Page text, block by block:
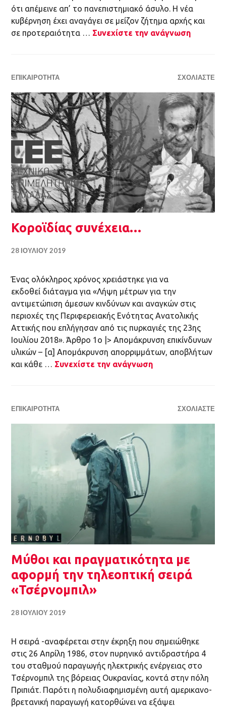
κυβέρνηση έχει αναγάγει σε μείζον ζήτημα αρχής και
σε προτεραιότητα …Συνεχίστε την ανάγνωση
Κοροϊδίας συνέχεια…
28 ΙΟΥΛΊΟΥ 2019
εκδοθεί διάταγμα για «Λήψη μέτρων για την
αντιμετώπιση άμεσων κινδύνων και αναγκών στις
περιοχές της Περιφερειακής Ενότητας Ανατολικής
Αττικής που επλήγησαν από τις πυρκαγιές της 23ης
Ιουλίου 2018». Άρθρο 1ο |> Απομάκρυνση επικίνδυνων
υλικών – [α] Απομάκρυνση απορριμμάτων, αποβλήτων
και κάθε … Συνεχίστε την ανάγνωση
Μύθοι και πραγματικότητα με
αφορμή την τηλεοπτική σειρά
«Τσέρνομπιλ»
28 ΙΟΥΛΊΟΥ 2019
στις 26 Απρίλη 1986, στον πυρηνικό αντιδραστήρα 4
του σταθμού παραγωγής ηλεκτρικής ενέργειας στο
Τσέρνομπιλ της βόρειας Ουκρανίας, κοντά στην πόλη
Πριπιάτ. Παρότι η πολυδιαφημισμένη αυτή αμερικανο-
βρετανική παραγωγή κατορθώνει να εξάψει
το ενδιαφέρον του θεατή αποκτώντας απροσδόκητη